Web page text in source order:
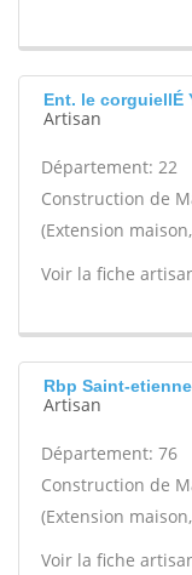
Ent. le corguiellÉ
Artisan
Département: 22
Construction de
(Extension
Voir la fiche
Rbp Saint-
Artisan
Département: 76
Construction de
(Extension
Voir la fiche